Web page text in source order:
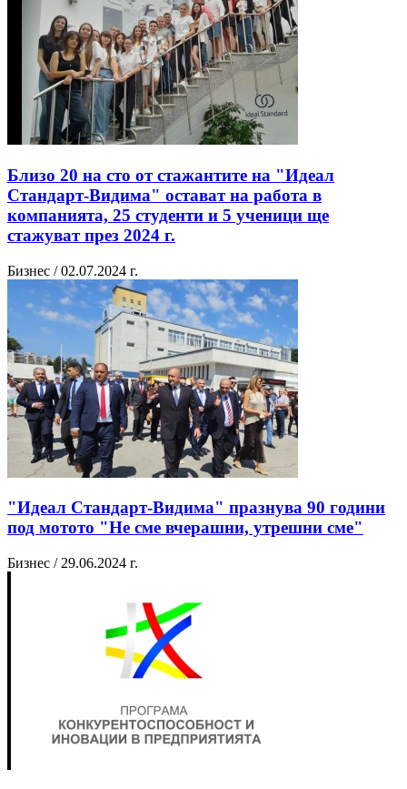
Близо 20 на сто от стажантите на "Идеал
Стандарт-Видима" остават на работа в
компанията, 25 студенти и 5 ученици ще
стажуват през 2024 г.
Бизнес / 02.07.2024 г.
"Идеал Стандарт-Видима" празнува 90 години
под мотото "Не сме вчерашни, утрешни сме"
Бизнес / 29.06.2024 г.